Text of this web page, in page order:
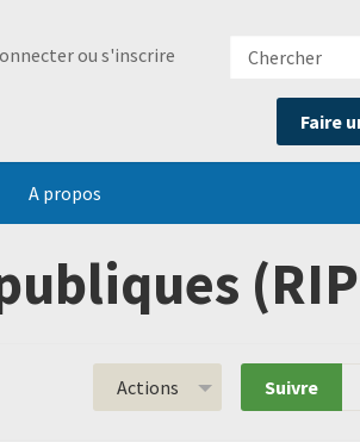
ou s'inscrire
Chercher
Faire
A propos
Actions Suivre